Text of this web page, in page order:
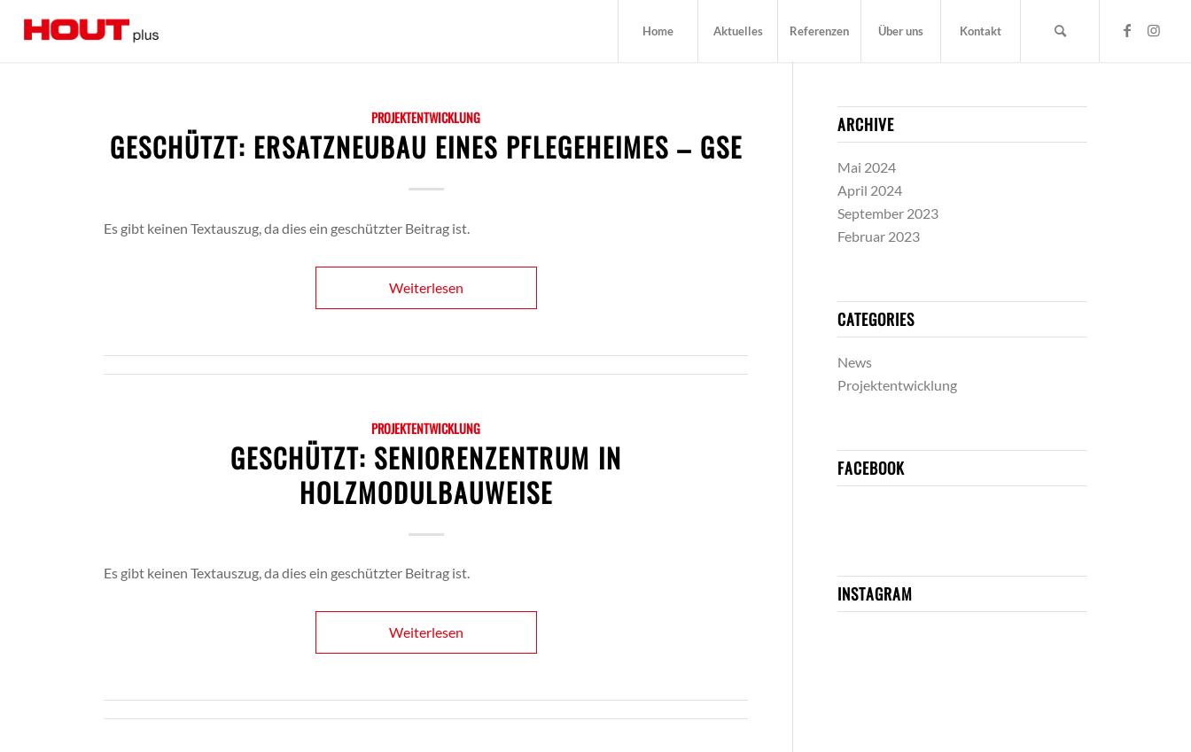
Home Aktuelles Referenzen Über uns Kontakt
PROJEKTENTWICKLUNG
GESCHÜTZT: ERSATZNEUBAU EINES PFLEGEHEIMES – GSE
Es gibt keinen Textauszug, da dies ein geschützter Beitrag ist.
Weiterlesen
PROJEKTENTWICKLUNG
GESCHÜTZT: SENIORENZENTRUM IN
HOLZMODULBAUWEISE
Es gibt keinen Textauszug, da dies ein geschützter Beitrag ist.
Weiterlesen
ARCHIVE
Mai 2024
April 2024
September 2023
Februar 2023
CATEGORIES
News
Projektentwicklung
FACEBOOK
INSTAGRAM